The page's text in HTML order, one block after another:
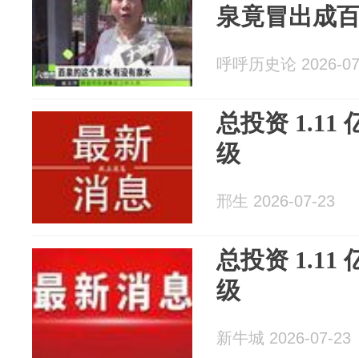
泉竟冒出成
呼呼历史论 2026-
总投资 1.11
级
邢生 2026-07-23
总投资 1.11
级
新牛城 2026-07-23